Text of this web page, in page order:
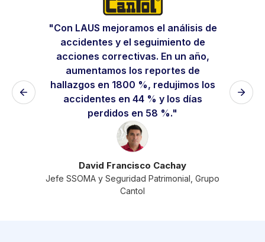
"Con LAUS mejoramos el análisis de
accidentes y el seguimiento de
acciones correctivas. En un año,
aumentamos los reportes de
hallazgos en 1800 %, redujimos los
accidentes en 44 % y los días
perdidos en 58 %."
David Francisco Cachay
Jefe SSOMA y Seguridad Patrimonial, Grupo
Cantol